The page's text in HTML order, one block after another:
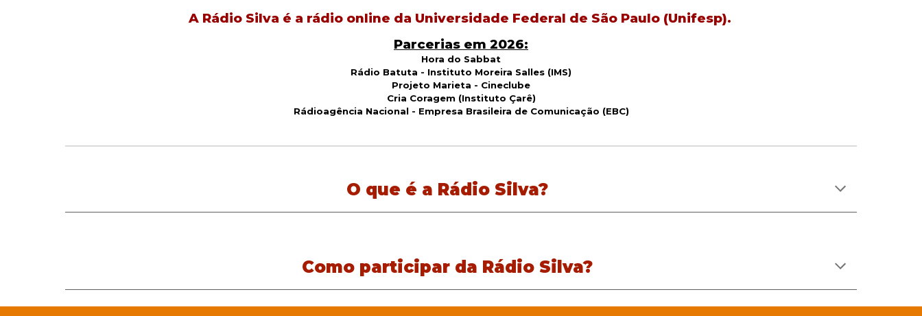
A Rádio Silva é a rádio online da Universidade Federal de São Paulo (Unifesp).
Parcerias em 2026:
Hora do Sabbat
Rádio Batuta - Instituto Moreira Salles (IMS)
Projeto Marieta - Cineclube
Cria Coragem (Instituto Çarê)
Rádioagência Nacional - Empresa Brasileira de Comunicação (EBC)
O que é a Rádio Silva?
Como participar da Rádio Silva?